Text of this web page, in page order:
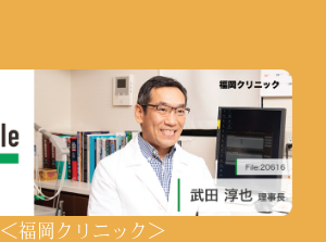
＜福岡クリニック＞